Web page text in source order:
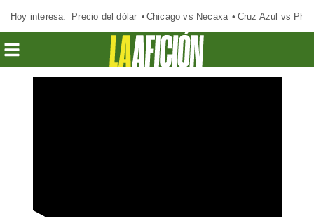
Hoy interesa: Precio del dólar Chicago vs Necaxa Cruz Azul vs